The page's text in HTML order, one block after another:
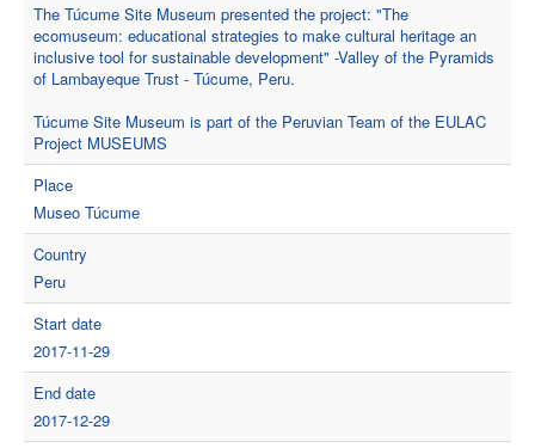
The Túcume Site Museum presented the project: "The
ecomuseum: educational strategies to make cultural heritage an
inclusive tool for sustainable development" -Valley of the Pyramids
of Lambayeque Trust - Túcume, Peru.
Túcume Site Museum is part of the Peruvian Team of the EULAC
Project MUSEUMS
Place
Museo Túcume
Country
Peru
Start date
2017-11-29
End date
2017-12-29